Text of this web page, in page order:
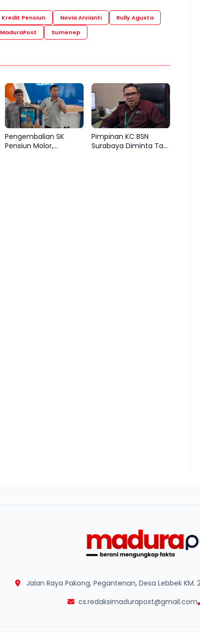
Kredit Pensiun Novia Arvianti
Rully Agusta
MaduraPost Sumenep
Pengembalian SK
Pensiun Molor,
Pimpinan KC BSN
Surabaya Diminta Tak
Jalan Raya Pakong, Pegantenan, Desa Lebbek KM.
cs.redaksimadurapost@gmail.com